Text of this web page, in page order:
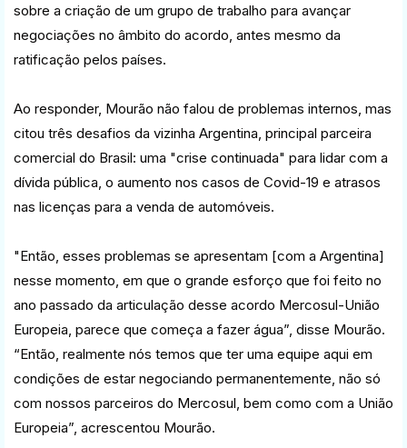
sobre a criação de um grupo de trabalho para avançar
negociações no âmbito do acordo, antes mesmo da
ratificação pelos países.
Ao responder, Mourão não falou de problemas internos, mas
citou três desafios da vizinha Argentina, principal parceira
comercial do Brasil: uma "crise continuada" para lidar com a
dívida pública, o aumento nos casos de Covid-19 e atrasos
nas licenças para a venda de automóveis.
"Então, esses problemas se apresentam [com a Argentina]
nesse momento, em que o grande esforço que foi feito no
ano passado da articulação desse acordo Mercosul-União
Europeia, parece que começa a fazer água”, disse Mourão.
“Então, realmente nós temos que ter uma equipe aqui em
condições de estar negociando permanentemente, não só
com nossos parceiros do Mercosul, bem como com a União
Europeia”, acrescentou Mourão.